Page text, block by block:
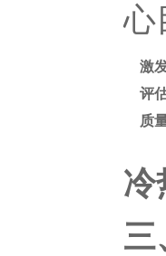
心
激
评
质
冷
三